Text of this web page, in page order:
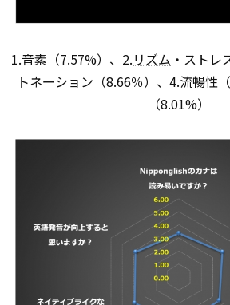
1.音素（7.57%）、2.リズム ・ストレ
トネーション（8.66％）、4.流暢性
（8.01%）